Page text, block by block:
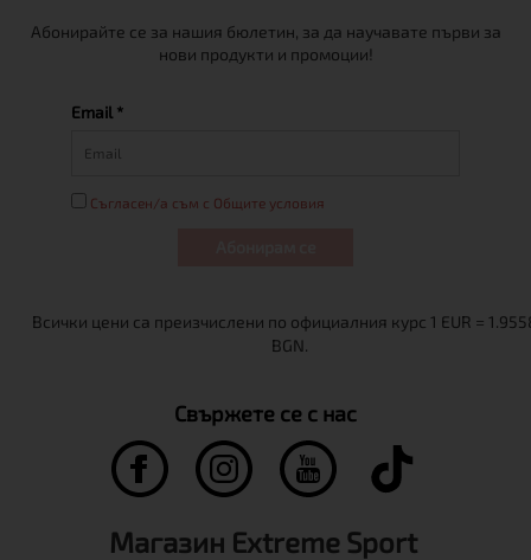
Абонирайте се за нашия бюлетин, за да научавате първи за
нови продукти и промоции!
Email *
Съгласен/а съм с Общите условия
Свържете се с нас
Магазин Extreme Sport